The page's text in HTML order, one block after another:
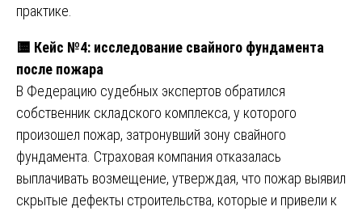
практике.
🟨 Кейс №4: исследование свайного фундамента
после пожара
В Федерацию судебных экспертов обратился
собственник складского комплекса, у которого
произошел пожар, затронувший зону свайного
фундамента. Страховая компания отказалась
выплачивать возмещение, утверждая, что пожар выявил
скрытые дефекты строительства, которые и привели к